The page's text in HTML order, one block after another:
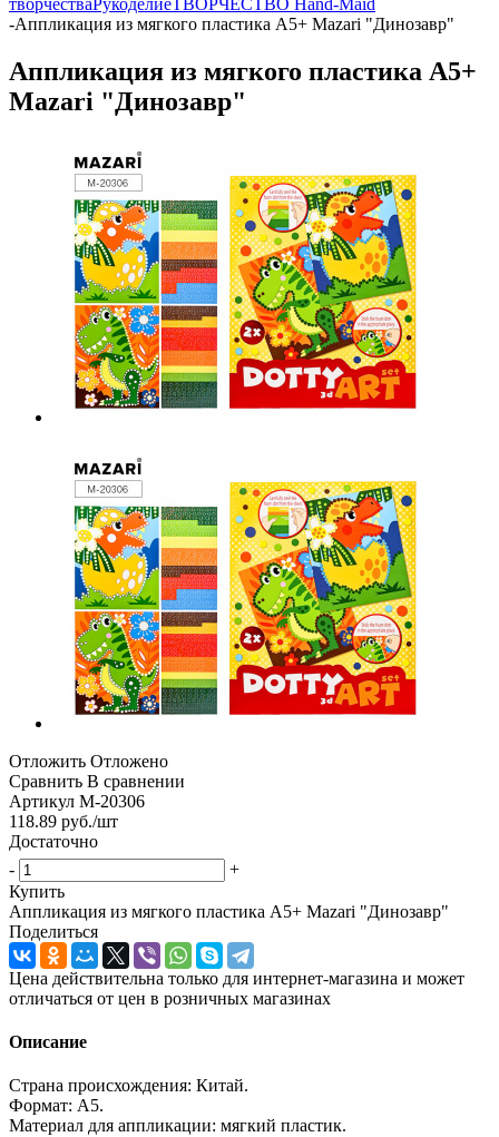
творчестваРукоделиеТВОРЧЕСТВО Hand-Maid
-Аппликация из мягкого пластика А5+ Mazari "Динозавр"
Аппликация из мягкого пластика А5+
Mazari "Динозавр"
Отложить Отложено
Сравнить В сравнении
Артикул M-20306
118.89 руб./шт
Достаточно
-
+
Купить
Аппликация из мягкого пластика А5+ Mazari "Динозавр"
Поделиться
Цена действительна только для интернет-магазина и может
отличаться от цен в розничных магазинах
Описание
Страна происхождения: Китай.
Формат: А5.
Материал для аппликации: мягкий пластик.